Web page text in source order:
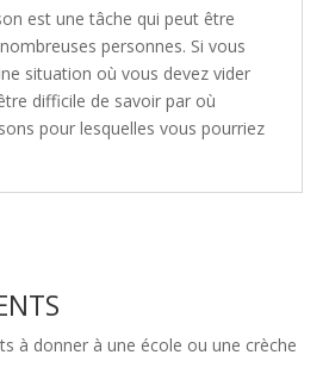
est une tâche qui peut être
personnes. Si vous
situation où vous devez vider
difficile de savoir par où
pour lesquelles vous pourriez
à donner à une école ou une crèche